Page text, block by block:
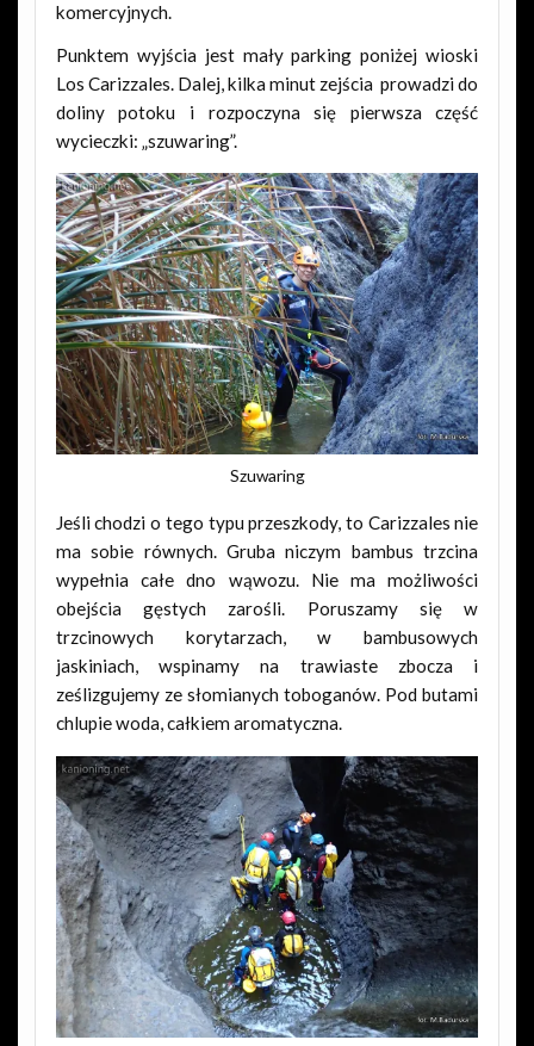
komercyjnych.
Punktem wyjścia jest mały parking poniżej wioski
Los Carizzales. Dalej, kilka minut zejścia prowadzi do
doliny potoku i rozpoczyna się pierwsza część
wycieczki: „szuwaring”.
Szuwaring
Jeśli chodzi o tego typu przeszkody, to Carizzales nie
ma sobie równych. Gruba niczym bambus trzcina
wypełnia całe dno wąwozu. Nie ma możliwości
obejścia gęstych zarośli. Poruszamy się w
trzcinowych korytarzach, w bambusowych
jaskiniach, wspinamy na trawiaste zbocza i
ześlizgujemy ze słomianych toboganów. Pod butami
chlupie woda, całkiem aromatyczna.